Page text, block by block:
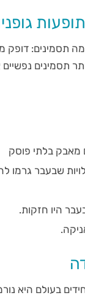
תסמינים:
תסמינים
מאבק בלתי פוסק
שבעבר גרמו
היו חזקות.
בעולם היא